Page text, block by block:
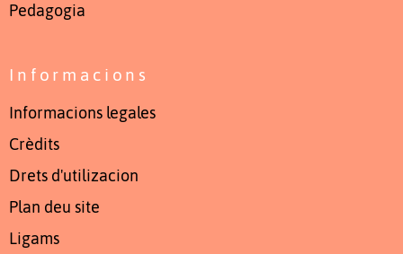
Pedagogia
Informacions
Informacions legales
Crèdits
Drets d'utilizacion
Plan deu site
Ligams